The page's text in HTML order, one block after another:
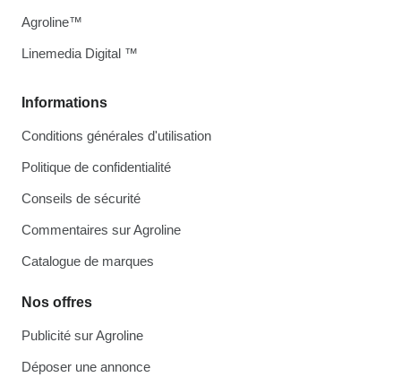
Informations
Conditions générales d'utilisation
Politique de confidentialité
Conseils de sécurité
Commentaires sur Agroline
Catalogue de marques
Nos offres
Publicité sur Agroline
Déposer une annonce
Agroline™
Linemedia Digital ™